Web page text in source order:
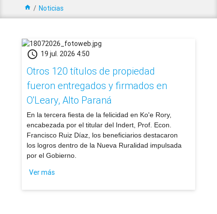
home / Noticias
schedule 19 jul. 2026 4:50
Otros 120 títulos de propiedad
fueron entregados y firmados en
O'Leary, Alto Paraná
​En la tercera fiesta de la felicidad en Ko'e Rory,
encabezada por el titular del Indert, Prof. Econ.
Francisco Ruiz Díaz, los beneficiarios destacaron
los logros dentro de la Nueva Ruralidad impulsada
por el Gobierno.
Ver más